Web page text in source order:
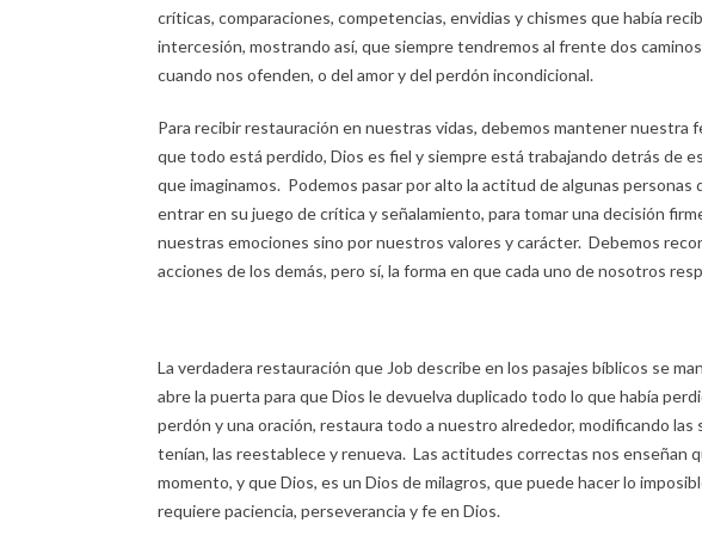
críticas, comparaciones, competencias, envidias y chismes que había
intercesión, mostrando así, que siempre tendremos al frente dos
cuando nos ofenden, o del amor y del perdón incondicional.
Para recibir restauración en nuestras vidas, debemos mantener nuestra
que todo está perdido, Dios es fiel y siempre está trabajando detrás de
que imaginamos. Podemos pasar por alto la actitud de algunas
entrar en su juego de crítica y señalamiento, para tomar una decisión
nuestras emociones sino por nuestros valores y carácter. Debemos
acciones de los demás, pero sí, la forma en que cada uno de nosotros
La verdadera restauración que Job describe en los pasajes bíblicos se
abre la puerta para que Dios le devuelva duplicado todo lo que había
perdón y una oración, restaura todo a nuestro alrededor, modificando
tenían, las reestablece y renueva. Las actitudes correctas nos enseñan
momento, y que Dios, es un Dios de milagros, que puede hacer lo
requiere paciencia, perseverancia y fe en Dios.